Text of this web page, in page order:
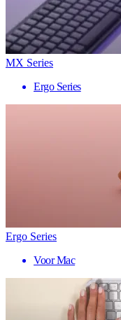
MX Series
Ergo Series
Ergo Series
Voor Mac